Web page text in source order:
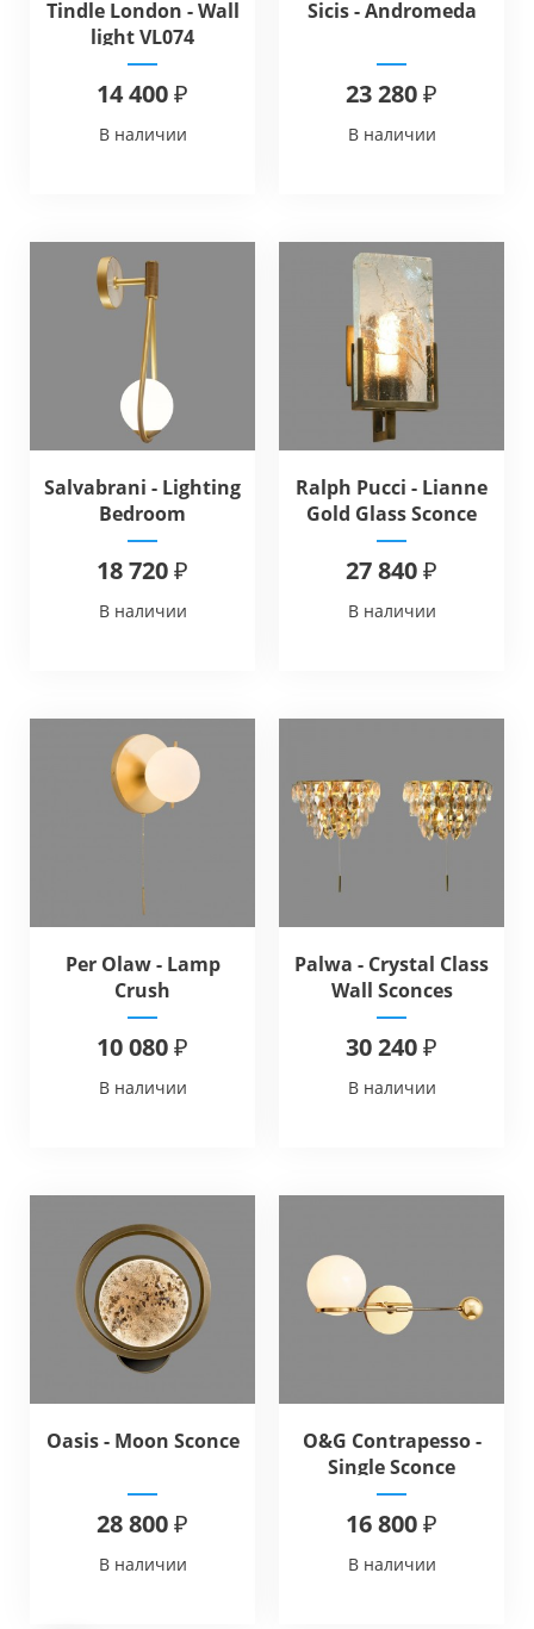
Tindle London - Wall
light VL074
14 400 ₽
В наличии
Sicis - Andromeda
23 280 ₽
В наличии
Salvabrani - Lighting
Bedroom
18 720 ₽
В наличии
Ralph Pucci - Lianne
Gold Glass Sconce
27 840 ₽
В наличии
Per Olaw - Lamp
Crush
10 080 ₽
В наличии
Palwa - Crystal Class
Wall Sconces
30 240 ₽
В наличии
Oasis - Moon Sconce
28 800 ₽
В наличии
O&G Contrapesso -
Single Sconce
16 800 ₽
В наличии